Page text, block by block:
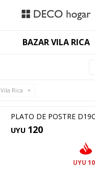
BAZAR VILA RICA
Vila Rica
PLATO DE POSTRE
UYU 120
UYU